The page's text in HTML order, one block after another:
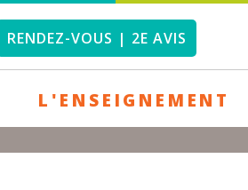
RENDEZ-VOUS | 2E AVIS
L'ENSEIGNEMENT